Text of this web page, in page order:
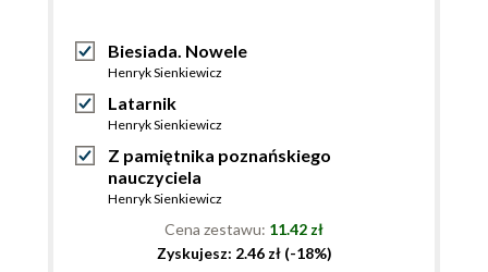
Biesiada. Nowele
Henryk Sienkiewicz
Latarnik
Henryk Sienkiewicz
Z pamiętnika poznańskiego
nauczyciela
Henryk Sienkiewicz
Cena zestawu: 11.42 zł
Zyskujesz: 2.46 zł (-18%)